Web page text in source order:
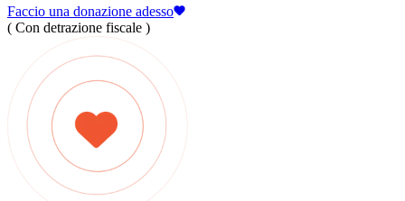
Faccio una donazione adesso
( Con detrazione fiscale )